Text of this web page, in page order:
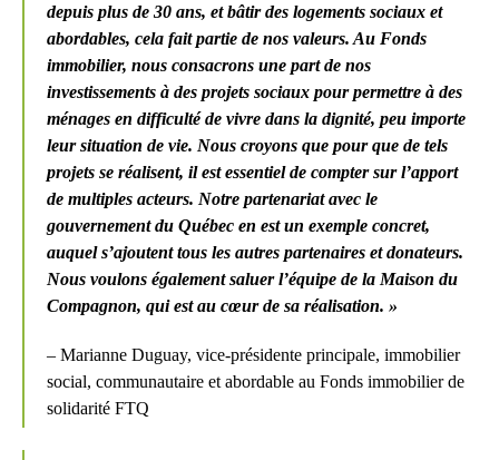
depuis plus de 30 ans, et bâtir des logements sociaux et
abordables, cela fait partie de nos valeurs. Au Fonds
immobilier, nous consacrons une part de nos
investissements à des projets sociaux pour permettre à des
ménages en difficulté de vivre dans la dignité, peu importe
leur situation de vie. Nous croyons que pour que de tels
projets se réalisent, il est essentiel de compter sur l’apport
de multiples acteurs. Notre partenariat avec le
gouvernement du Québec en est un exemple concret,
auquel s’ajoutent tous les autres partenaires et donateurs.
Nous voulons également saluer l’équipe de la Maison du
Compagnon, qui est au cœur de sa réalisation. »
– Marianne Duguay, vice-présidente principale, immobilier
social, communautaire et abordable au Fonds immobilier de
solidarité FTQ